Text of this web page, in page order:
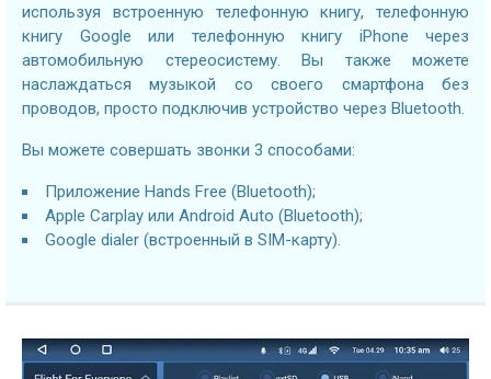
используя встроенную телефонную книгу, телефонную
книгу Google или телефонную книгу iPhone через
автомобильную стереосистему. Вы также можете
наслаждаться музыкой со своего смартфона без
проводов, просто подключив устройство через Bluetooth.
Вы можете совершать звонки 3 способами:
Приложение Hands Free (Bluetooth);
Apple Carplay или Android Auto (Bluetooth);
Google dialer (встроенный в SIM-карту).